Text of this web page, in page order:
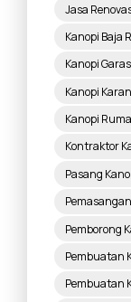
Jasa
Kanopi Baja
Kanopi
Kanopi
Kanopi
Kontraktor
Pasang
Pemborong
Pembuatan
Pembuatan